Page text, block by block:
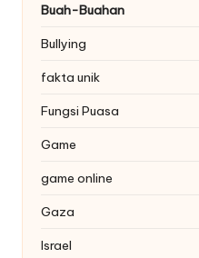
Buah-Buahan
Bullying
fakta unik
Fungsi Puasa
Game
game online
Gaza
Israel